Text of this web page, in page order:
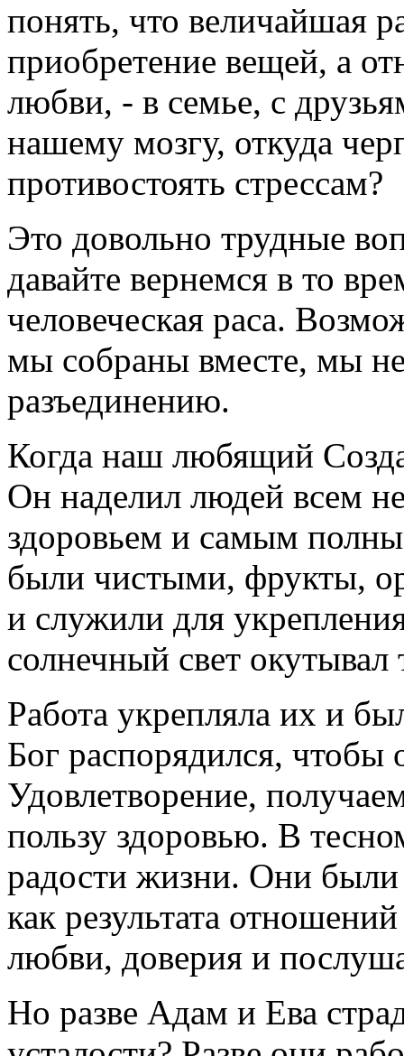
понять, что величайшая
приобретение вещей, а
любви, - в семье, с
нашему мозгу, откуда
противостоять стрессам?
Это довольно трудные
давайте вернемся в то
человеческая раса.
мы собраны вместе, мы
разъединению.
Когда наш любящий
Он наделил людей всем
здоровьем и самым
были чистыми, фрукты,
и служили для
солнечный свет
Работа укрепляла их и
Бог распорядился, чтобы
Удовлетворение,
пользу здоровью. В
радости жизни. Они были
как результата
любви, доверия и
Но разве Адам и Ева